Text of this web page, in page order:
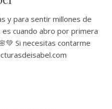
y para sentir millones de
cuando abro por primera
Si necesitas contarme